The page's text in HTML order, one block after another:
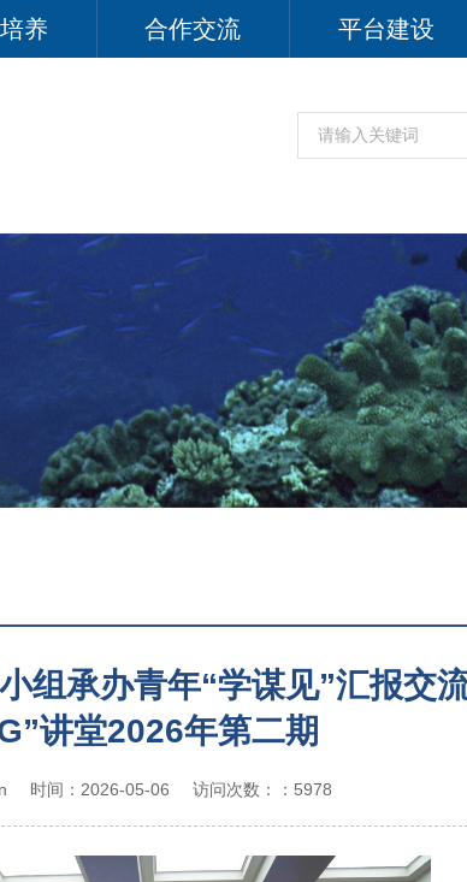
养 合作交流 平台建设
组承办青年“学谋见”汇报交
讲堂2026年第二期
时间：2026-05-06 访问次数：：5978